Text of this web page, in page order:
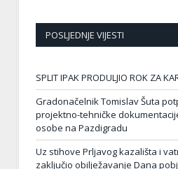
POSLJEDNJE VIJESTI
SPLIT IPAK PRODULJIO ROK ZA
Gradonačelnik Tomislav Šuta
projektno-tehničke
osobe na Pazdigradu
Uz stihove Prljavog kazališta i
zaključio obilježavanje Dana